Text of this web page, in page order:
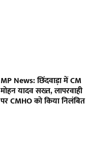
MP News: छिंदवाड़ा में CM
मोहन यादव सख्त, लापरवाही
पर CMHO को किया निलंबित